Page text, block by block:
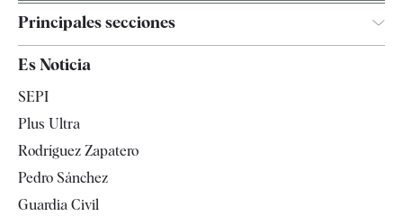
Principales secciones
España
Televisión
Es Noticia
SEPI
Plus Ultra
Rodríguez Zapatero
Pedro Sánchez
Guardia Civil